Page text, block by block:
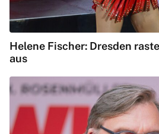
Helene Fischer: Dresden
aus